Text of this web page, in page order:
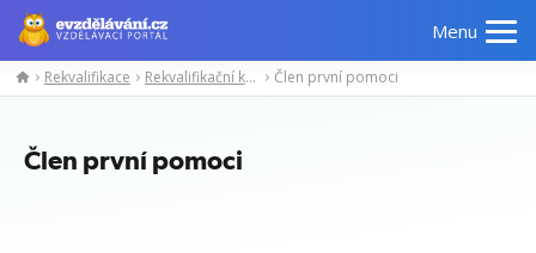
Menu
Manažerské
Odborné
Počítačové
Rekvalifikace Rekvalifikační kurzy Člen první pomoci
Člen první pomoci